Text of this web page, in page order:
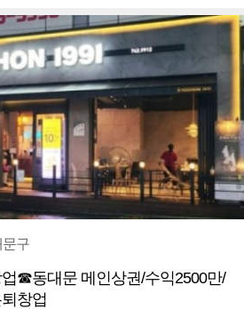
구
☎동대문 메인상권/수익2500만/
창업